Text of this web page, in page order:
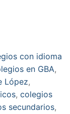
con idioma
en GBA,
López,
, colegios
secundarios,